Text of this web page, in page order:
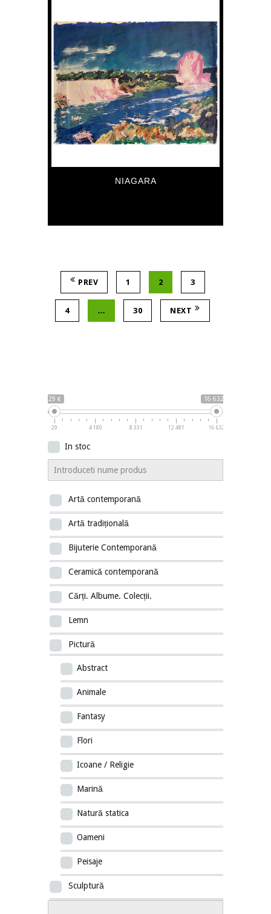
29 € 16 632 €
29 4 180 8 331 12 481 16 632
In stoc
Artă contemporană
Artă tradițională
Bijuterie Contemporană
Ceramică contemporană
Cărți. Albume. Colecții.
Lemn
Pictură
Abstract
Animale
Fantasy
Flori
Icoane / Religie
Marină
Natură statica
Oameni
Peisaje
Sculptură
NIAGARA
PREV 1 2 3
4 … 30 NEXT